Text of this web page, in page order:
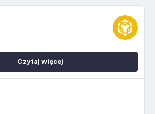
Czytaj więcej